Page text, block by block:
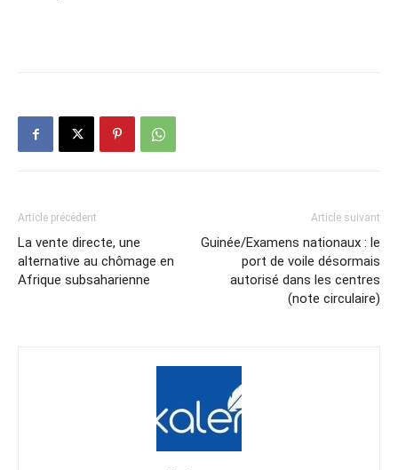
Article précédent
La vente directe, une
alternative au chômage en
Afrique subsaharienne
Article suivant
Guinée/Examens nationaux : le
port de voile désormais
autorisé dans les centres
(note circulaire)